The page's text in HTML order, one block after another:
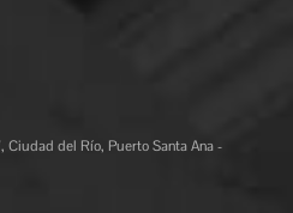
del Río, Puerto Santa Ana -